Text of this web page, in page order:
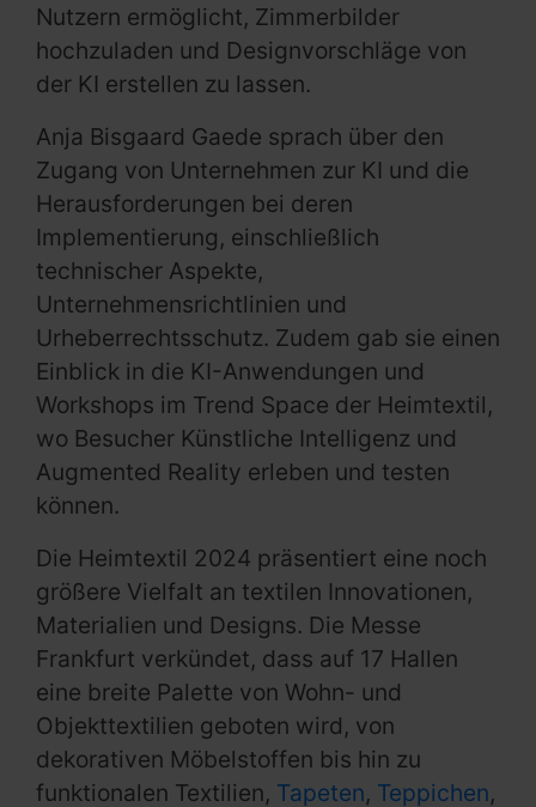
Nutzern ermöglicht, Zimmerbilder
hochzuladen und Designvorschläge von
der KI erstellen zu lassen.
Anja Bisgaard Gaede sprach über den
Zugang von Unternehmen zur KI und die
Herausforderungen bei deren
Implementierung, einschließlich
technischer Aspekte,
Unternehmensrichtlinien und
Urheberrechtsschutz. Zudem gab sie einen
Einblick in die KI-Anwendungen und
Workshops im Trend Space der Heimtextil,
wo Besucher Künstliche Intelligenz und
Augmented Reality erleben und testen
können.
Die Heimtextil 2024 präsentiert eine noch
größere Vielfalt an textilen Innovationen,
Materialien und Designs. Die Messe
Frankfurt verkündet, dass auf 17 Hallen
eine breite Palette von Wohn- und
Objekttextilien geboten wird, von
dekorativen Möbelstoffen bis hin zu
funktionalen Textilien, Tapeten, Teppichen,